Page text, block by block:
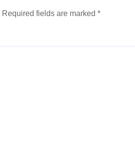
Required fields are marked *